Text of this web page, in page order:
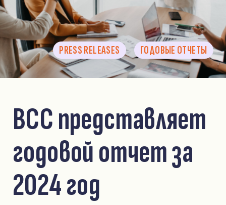
PRESS RELEASES ГОДОВЫЕ ОТЧЕТЫ
ВСС представляет
годовой отчет за
2024 год